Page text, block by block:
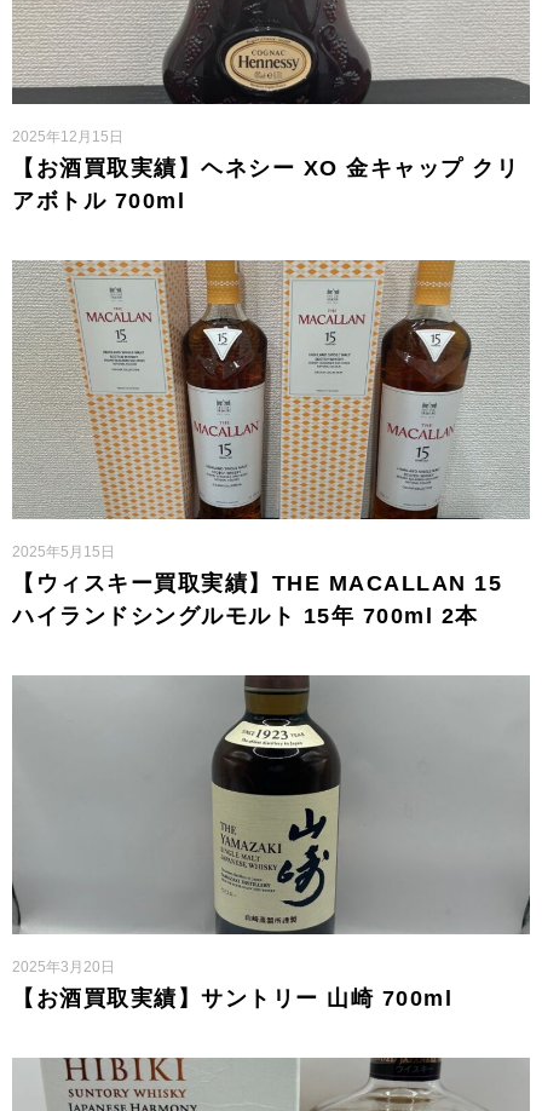
【お酒買取実績】ヘネシー XO 金キャップ クリ
アボトル 700ml
2025年12月15日
【ウィスキー買取実績】THE MACALLAN 15
ハイランドシングルモルト 15年 700ml 2本
2025年5月15日
【お酒買取実績】サントリー 山崎 700ml
2025年3月20日